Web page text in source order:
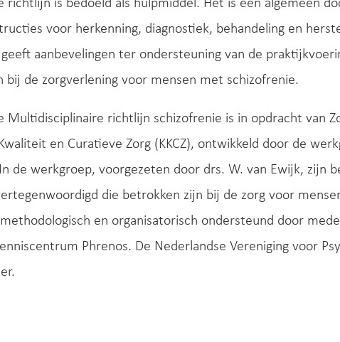
richtlijn is bedoeld als hulpmiddel. Het is een algemeen
voor herkenning, diagnostiek, behandeling en
aanbevelingen ter ondersteuning van de
bij de zorgverlening voor mensen met schizofrenie.
Multidisciplinaire richtlijn schizofrenie is in opdracht van
en Curatieve Zorg (KKCZ), ontwikkeld door de
de werkgroep, voorgezeten door drs. W. van Ewijk, zijn
die betrokken zijn bij de zorg voor
en organisatorisch ondersteund door
Phrenos. De Nederlandse Vereniging voor